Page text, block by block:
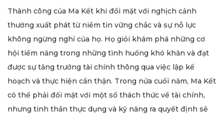
Thành công của Ma Kết khi đối mặt với nghịch cảnh
thường xuất phát từ niềm tin vững chắc và sự nỗ lực
không ngừng nghỉ của họ. Họ giỏi khám phá những cơ
hội tiềm năng trong những tình huống khó khăn và đạt
được sự tăng trưởng tài chính thông qua việc lập kế
hoạch và thực hiện cẩn thận. Trong nửa cuối năm, Ma Kết
có thể phải đối mặt với một số thách thức về tài chính,
nhưng tinh thần thực dụng và kỹ năng ra quyết định sẽ